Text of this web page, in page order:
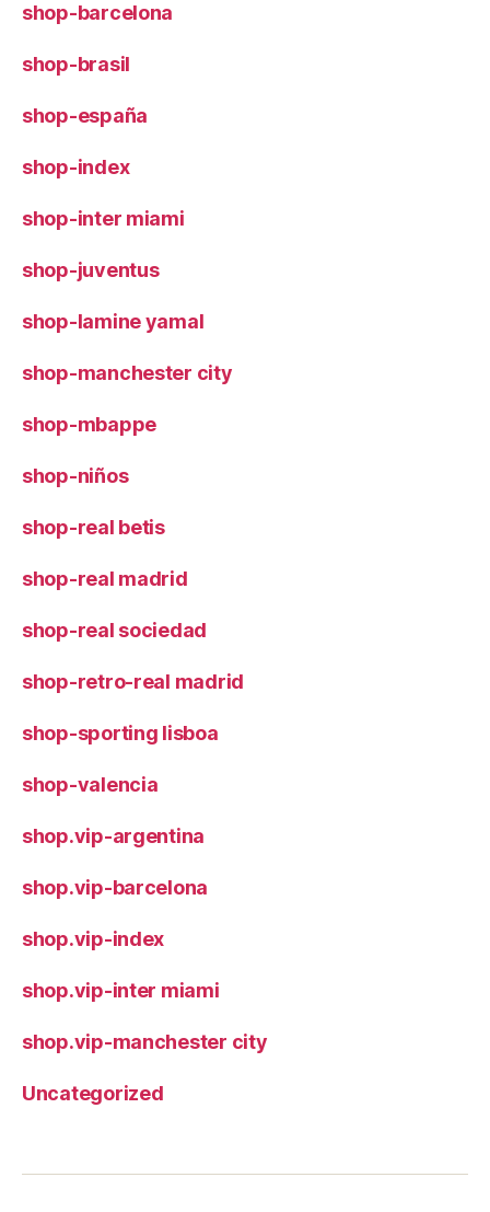
shop-barcelona
shop-brasil
shop-españa
shop-index
shop-inter miami
shop-juventus
shop-lamine yamal
shop-manchester city
shop-mbappe
shop-niños
shop-real betis
shop-real madrid
shop-real sociedad
shop-retro-real madrid
shop-sporting lisboa
shop-valencia
shop.vip-argentina
shop.vip-barcelona
shop.vip-index
shop.vip-inter miami
shop.vip-manchester city
Uncategorized